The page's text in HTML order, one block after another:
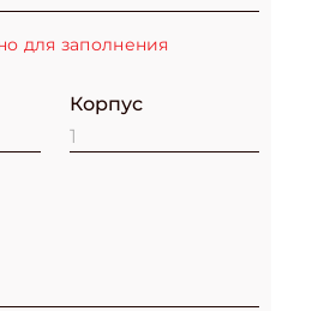
для заполнения
Корпус